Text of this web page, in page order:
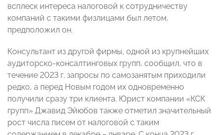
всплеск интереса налоговой к сотрудничеству
компаний с такими физлицами был летом,
предположил он.
Консультант из другой фирмы, одной из крупнейших
аудиторско-консалтинговых групп, сообщил, что в
течение 2023 г. запросы по самозанятым приходили
редко, а перед Новым годом их одновременно
получили сразу три клиента. Юрист компании «КСК
групп» Джавид Эйюбов также отметил значительный
рост числа писем от налоговой с таким